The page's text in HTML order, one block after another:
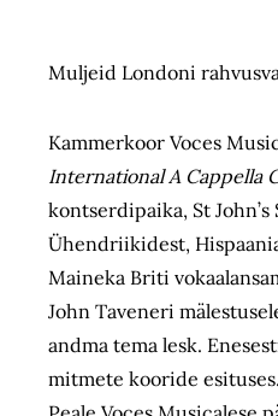
Muljeid Londoni
Kammerkoor Voces
International A Cappella
kontserdipaika, St
Ühendriikidest,
Maineka Briti
John Taveneri
andma tema lesk.
mitmete kooride esituses.